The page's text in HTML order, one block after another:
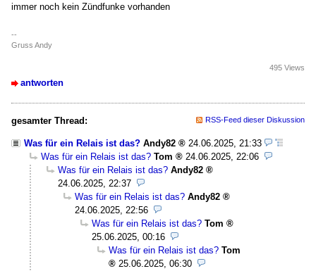
immer noch kein Zündfunke vorhanden
--
Gruss Andy
antworten
495 Views
gesamter Thread: RSS-Feed dieser Diskussion
Was für ein Relais ist das? Andy82
24.06.2025, 21:33
Was für ein Relais ist das? Tom
24.06.2025, 22:06
Was für ein Relais ist das? Andy82
24.06.2025, 22:37
Was für ein Relais ist das? Andy82
24.06.2025, 22:56
Was für ein Relais ist das? Tom
25.06.2025, 00:16
Was für ein Relais ist das? Tom
25.06.2025, 06:30